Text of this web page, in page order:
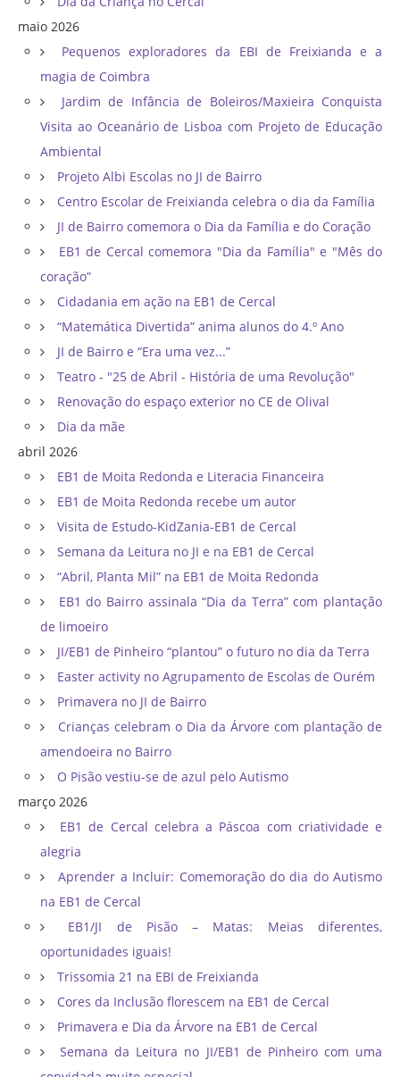
maio 2026
Pequenos exploradores da EBI de Freixianda e a
magia de Coimbra
Jardim de Infância de Boleiros/Maxieira Conquista
Visita ao Oceanário de Lisboa com Projeto de Educação
Ambiental
Projeto Albi Escolas no JI de Bairro
Centro Escolar de Freixianda celebra o dia da Família
JI de Bairro comemora o Dia da Família e do Coração
EB1 de Cercal comemora "Dia da Família" e "Mês do
coração”
Cidadania em ação na EB1 de Cercal
“Matemática Divertida” anima alunos do 4.º Ano
JI de Bairro e “Era uma vez...”
Teatro - "25 de Abril - História de uma Revolução"
Renovação do espaço exterior no CE de Olival
Dia da mãe
abril 2026
EB1 de Moita Redonda e Literacia Financeira
EB1 de Moita Redonda recebe um autor
Visita de Estudo-KidZania-EB1 de Cercal
Semana da Leitura no JI e na EB1 de Cercal
“Abril, Planta Mil” na EB1 de Moita Redonda
EB1 do Bairro assinala “Dia da Terra” com plantação
de limoeiro
JI/EB1 de Pinheiro “plantou” o futuro no dia da Terra
Easter activity no Agrupamento de Escolas de Ourém
Primavera no JI de Bairro
Crianças celebram o Dia da Árvore com plantação de
amendoeira no Bairro
O Pisão vestiu-se de azul pelo Autismo
março 2026
EB1 de Cercal celebra a Páscoa com criatividade e
alegria
Aprender a Incluir: Comemoração do dia do Autismo
na EB1 de Cercal
EB1/JI de Pisão – Matas: Meias diferentes,
oportunidades iguais!
Trissomia 21 na EBI de Freixianda
Cores da Inclusão florescem na EB1 de Cercal
Primavera e Dia da Árvore na EB1 de Cercal
Semana da Leitura no JI/EB1 de Pinheiro com uma